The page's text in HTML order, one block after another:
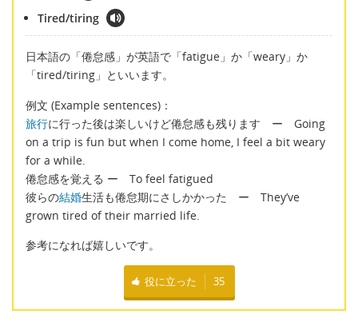
Tired/tiring
日本語の「倦怠感」が英語で「fatigue」か「weary」か
「tired/tiring」といいます。
例文 (Example sentences)：
旅行に行った後は楽しいけど倦怠感も残ります ー Going
on a trip is fun but when I come home, I feel a bit weary
for a while.
倦怠感を覚える ー To feel fatigued
彼らの結婚生活も倦怠期にさしかかった ー They’ve
grown tired of their married life.
参考になれば嬉しいです。
役に立った 35